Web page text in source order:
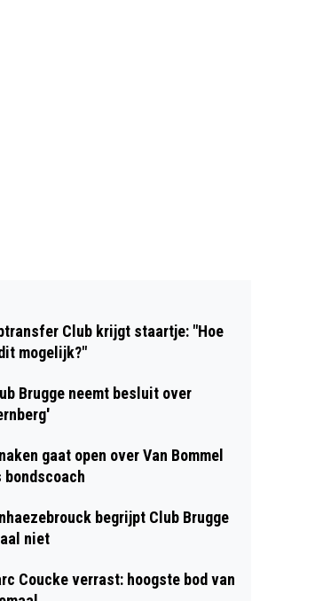
Club krijgt staartje: "Hoe
mogelijk?"
Brugge neemt besluit over
gaat open over Van Bommel
bondscoach
begrijpt Club Brugge
niet
Coucke verrast: hoogste bod van